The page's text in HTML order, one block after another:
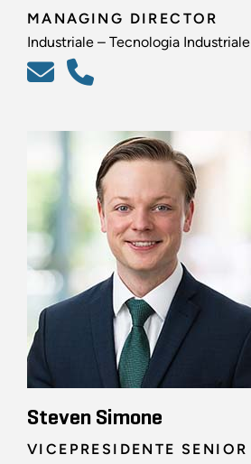
MANAGING DIRECTOR
Industriale – Tecnologia Industriale
Steven Simone
VICEPRESIDENTE SENIOR